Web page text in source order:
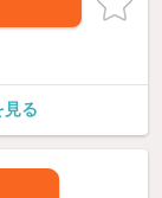
見る